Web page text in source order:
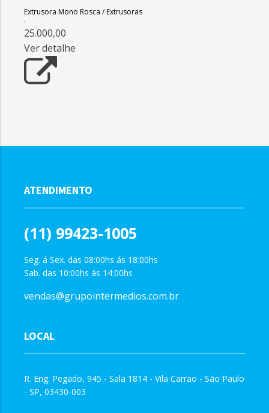
Extrusora Mono Rosca /Extrusoras
25.000,00
Ver detalhe
ATENDIMENTO
(11) 99423-1005
Seg. á Sex. das 08:00hs ás 18:00hs
Sab. das 10:00hs ás 14:00hs
vendas@grupointermedios.com.br
LOCAL
R. Eng. Pegado, 945 - Sala 1814 - Vila Carrao - São Paulo
- SP, 03430-003